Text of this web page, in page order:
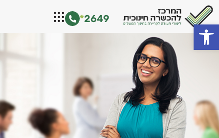
פתח סרגל נגישות
דילוג
לתוכן
2649
*